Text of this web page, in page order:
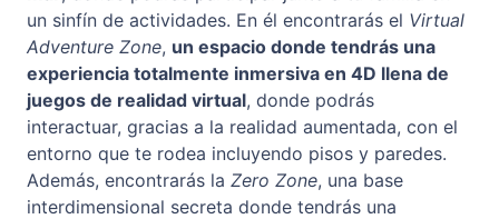
un sinfín de actividades. En él encontrarás el Virtual
Adventure Zone, un espacio donde tendrás una
experiencia totalmente inmersiva en 4D llena de
juegos de realidad virtual, donde podrás
interactuar, gracias a la realidad aumentada, con el
entorno que te rodea incluyendo pisos y paredes.
Además, encontrarás la Zero Zone, una base
interdimensional secreta donde tendrás una